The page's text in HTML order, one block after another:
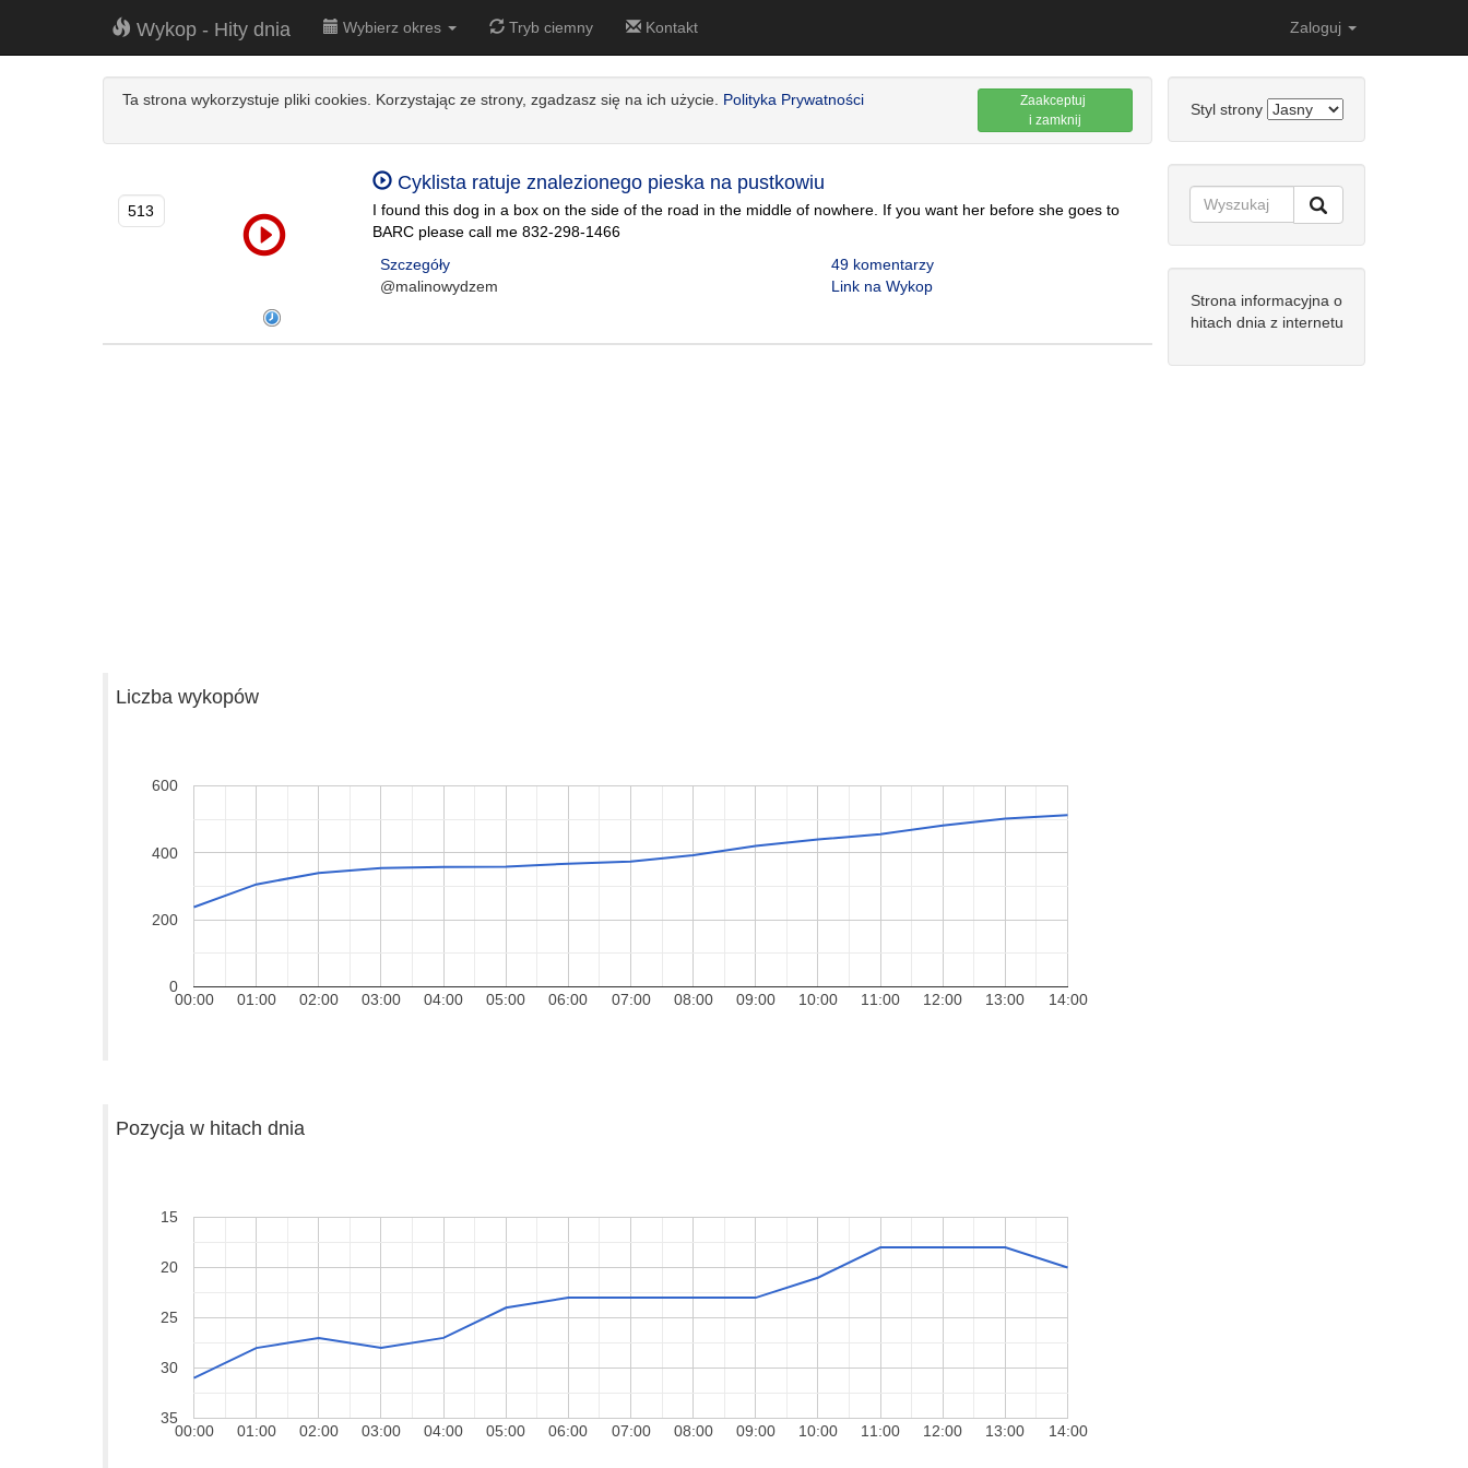
Wykop - Hity dnia Wybierz okres Tryb ciemny Kontakt Zaloguj
Ta strona wykorzystuje pliki cookies. Korzystając ze strony, zgadzasz się na ich użycie. Polityka Prywatności
Zaakceptuj
i zamknij
513
Cyklista ratuje znalezionego pieska na pustkowiu
I found this dog in a box on the side of the road in the middle of nowhere. If you want her before she goes to
BARC please call me 832-298-1466
Szczegóły
@malinowydzem
49 komentarzy
Link na Wykop
Liczba wykopów
00:00 01:00 02:00 03:00 04:00 05:00 06:00 07:00 08:00 09:00 10:00 11:00 12:00 13:00 14:00
0
200
400
600
Pozycja w hitach dnia
00:00 01:00 02:00 03:00 04:00 05:00 06:00 07:00 08:00 09:00 10:00 11:00 12:00 13:00 14:00
15
20
25
30
35
Styl strony
Strona informacyjna o
hitach dnia z internetu